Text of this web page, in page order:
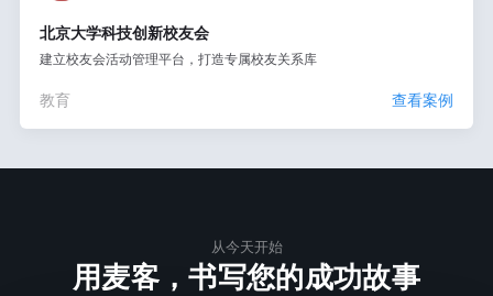
北京大学科技创新校友会
建立校友会活动管理平台，打造专属校友关系库
教育 查看案例
从今天开始
用麦客，书写您的成功故事